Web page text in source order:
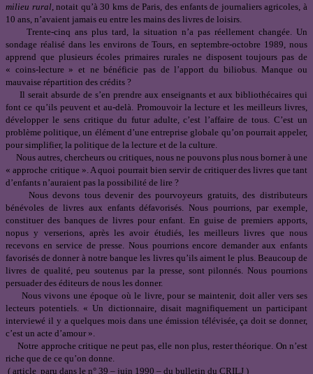
milieu rural, notait qu’à 30 kms de Paris, des enfants de journaliers agricoles, à
10 ans, n’avaient jamais eu entre les mains des livres de loisirs.
Trente-cinq ans plus tard, la situation n’a pas réellement changée. Un
sondage réalisé dans les environs de Tours, en septembre-octobre 1989, nous
apprend que plusieurs écoles primaires rurales ne disposent toujours pas de
« coins-lecture » et ne bénéficie pas de l’apport du biliobus. Manque ou
mauvaise répartition des crédits ?
Il serait absurde de s’en prendre aux enseignants et aux bibliothécaires qui
font ce qu’ils peuvent et au-delà. Promouvoir la lecture et les meilleurs livres,
développer le sens critique du futur adulte, c’est l’affaire de tous. C’est un
problème politique, un élément d’une entreprise globale qu’on pourrait appeler,
pour simplifier, la politique de la lecture et de la culture.
Nous autres, chercheurs ou critiques, nous ne pouvons plus nous borner à une
« approche critique ». A quoi pourrait bien servir de critiquer des livres que tant
d’enfants n’auraient pas la possibilité de lire ?
Nous devons tous devenir des pourvoyeurs gratuits, des distributeurs
bénévoles de livres aux enfants défavorisés. Nous pourrions, par exemple,
constituer des banques de livres pour enfant. En guise de premiers apports,
nopus y verserions, après les avoir étudiés, les meilleurs livres que nous
recevons en service de presse. Nous pourrions encore demander aux enfants
favorisés de donner à notre banque les livres qu’ils aiment le plus. Beaucoup de
livres de qualité, peu soutenus par la presse, sont pilonnés. Nous pourrions
persuader des éditeurs de nous les donner.
Nous vivons une époque où le livre, pour se maintenir, doit aller vers ses
lecteurs potentiels. « Un dictionnaire, disait magnifiquement un participant
interviewé il y a quelques mois dans une émission télévisée, ça doit se donner,
c’est un acte d’amour ».
Notre approche critique ne peut pas, elle non plus, rester théorique. On n’est
riche que de ce qu’on donne.
( article paru dans le n° 39 – juin 1990 – du bulletin du CRILJ )